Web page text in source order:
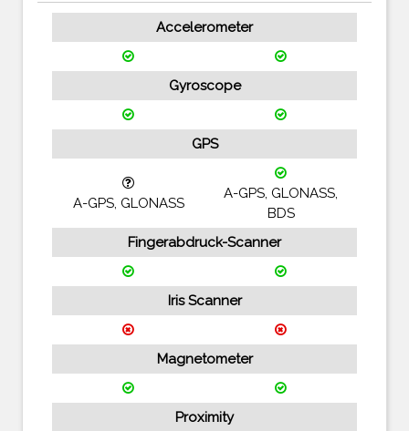
Accelerometer
Gyroscope
GPS
A-GPS, GLONASS
A-GPS, GLONASS,
BDS
Fingerabdruck-Scanner
Iris Scanner
Magnetometer
Proximity